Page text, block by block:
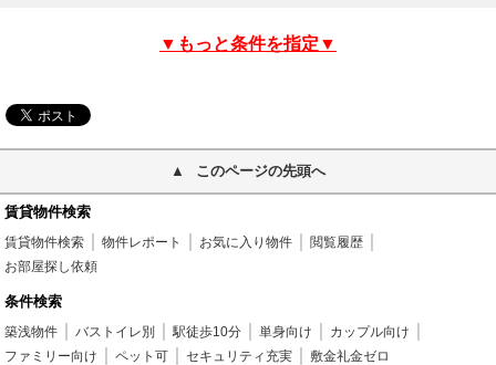
▼もっと条件を指定▼
このページの先頭へ
賃貸物件検索
賃貸物件検索 物件レポート お気に入り物件
閲覧履歴
お部屋探し依頼
条件検索
築浅物件 バストイレ別 駅徒歩10分 単身向け
カップル向け
ファミリー向け
ペット可 セキュリティ充実 敷金礼金ゼロ